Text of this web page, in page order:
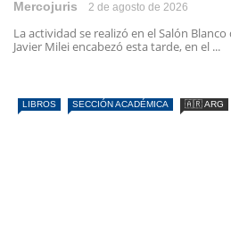
Mercojuris 2 de agosto de 2026
La actividad se realizó en el Salón Blanco
Javier Milei encabezó esta tarde, en el ...
LIBROS SECCIÓN ACADÉMICA 🇦🇷 ARG